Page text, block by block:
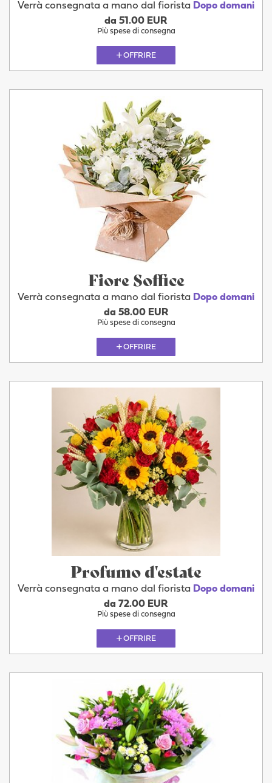
Verrà consegnata a mano dal fiorista Dopo domani
da 51.00 EUR
Più spese di consegna
OFFRIRE
Fiore Soffice
Verrà consegnata a mano dal fiorista Dopo domani
da 58.00 EUR
Più spese di consegna
OFFRIRE
Profumo d'estate
Verrà consegnata a mano dal fiorista Dopo domani
da 72.00 EUR
Più spese di consegna
OFFRIRE